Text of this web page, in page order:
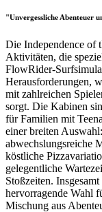
"Unvergessliche Abenteuer
Die Independence of
Aktivitäten, die
FlowRider-
Herausforderungen,
mit zahlreichen
sorgt. Die Kabinen
für Familien mit
einer breiten
abwechslungsreiche
köstliche
gelegentliche
Stoßzeiten.
hervorragende Wahl
Mischung aus